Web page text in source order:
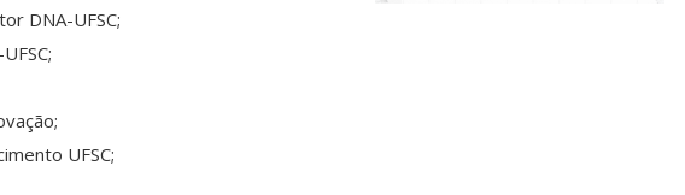
DNA-UFSC;
UFSC;